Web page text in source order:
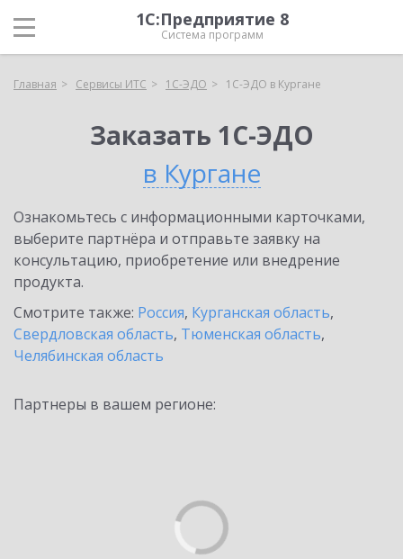
1С:Предприятие 8
Система программ
Главная Сервисы ИТС 1С-ЭДО 1С-ЭДО в Кургане
Заказать 1С-ЭДО
в Кургане
Ознакомьтесь с информационными карточками,
выберите партнёра и отправьте заявку на
консультацию, приобретение или внедрение
продукта.
Смотрите также: Россия, Курганская область,
Свердловская область, Тюменская область,
Челябинская область
Партнеры в вашем регионе: